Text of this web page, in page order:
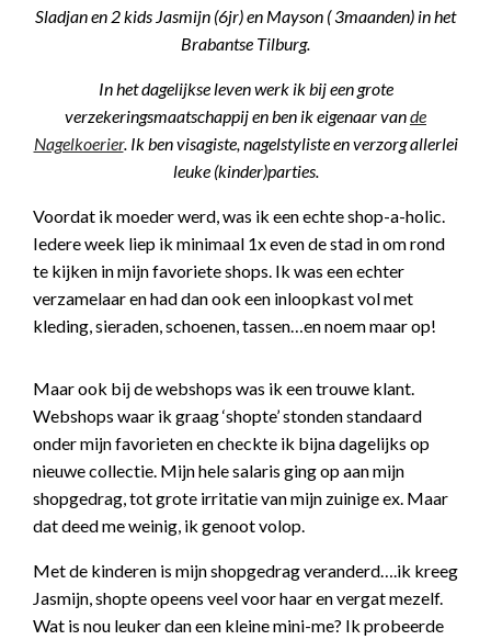
Sladjan en 2 kids Jasmijn (6jr) en Mayson ( 3maanden) in het
Brabantse Tilburg.
In het dagelijkse leven werk ik bij een grote
verzekeringsmaatschappij en ben ik eigenaar vande
Nagelkoerier. Ik ben visagiste, nagelstyliste en verzorg allerlei
leuke (kinder)parties.
Voordat ik moeder werd, was ik een echte shop-a-holic.
Iedere week liep ik minimaal 1x even de stad in om rond
te kijken in mijn favoriete shops. Ik was een echter
verzamelaar en had dan ook een inloopkast vol met
kleding, sieraden, schoenen, tassen…en noem maar op!
Maar ook bij de webshops was ik een trouwe klant.
Webshops waar ik graag ‘shopte’ stonden standaard
onder mijn favorieten en checkte ik bijna dagelijks op
nieuwe collectie. Mijn hele salaris ging op aan mijn
shopgedrag, tot grote irritatie van mijn zuinige ex. Maar
dat deed me weinig, ik genoot volop.
Met de kinderen is mijn shopgedrag veranderd….ik kreeg
Jasmijn, shopte opeens veel voor haar en vergat mezelf.
Wat is nou leuker dan een kleine mini-me? Ik probeerde